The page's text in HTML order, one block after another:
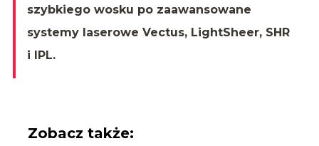
szybkiego wosku po zaawansowane
systemy laserowe Vectus, LightSheer, SHR
i IPL.
Zobacz także: